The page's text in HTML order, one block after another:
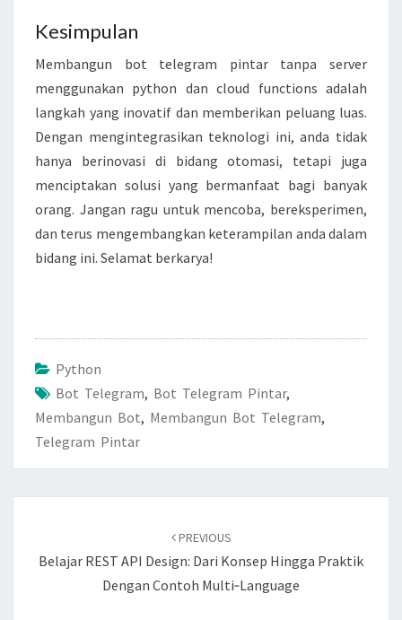
Kesimpulan
Membangun bot telegram pintar tanpa server
menggunakan python dan cloud functions adalah
langkah yang inovatif dan memberikan peluang luas.
Dengan mengintegrasikan teknologi ini, anda tidak
hanya berinovasi di bidang otomasi, tetapi juga
menciptakan solusi yang bermanfaat bagi banyak
orang. Jangan ragu untuk mencoba, bereksperimen,
dan terus mengembangkan keterampilan anda dalam
bidang ini. Selamat berkarya!
Python
Bot Telegram, Bot Telegram Pintar,
Membangun Bot, Membangun Bot Telegram,
Telegram Pintar
PREVIOUS
Belajar REST API Design: Dari Konsep Hingga Praktik
Dengan Contoh Multi‑Language